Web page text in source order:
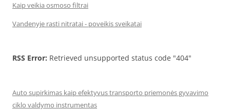
Kaip veikia osmoso filtrai
Vandenyje rasti nitratai - poveikis sveikatai
RSS Error: Retrieved unsupported status code "404"
Auto supirkimas kaip efektyvus transporto priemonės gyvavimo
ciklo valdymo instrumentas